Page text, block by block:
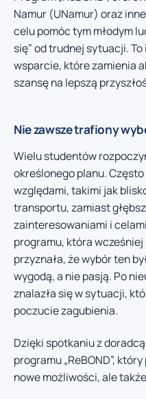
Namur (UNamur) oraz
celu pomóc tym młodym
się” od trudnej sytuacji.
wsparcie, które zamienia
szansę na lepszą
Nie zawsze trafiony
Wielu studentów
określonego planu.
względami, takimi jak
transportu, zamiast
zainteresowaniami i
programu, która
przyznała, że wybór ten
wygodą, a nie pasją. Po
znalazła się w sytuacji,
poczucie zagubienia.
Dzięki spotkaniu z
programu „ReBOND”,
nowe możliwości, ale